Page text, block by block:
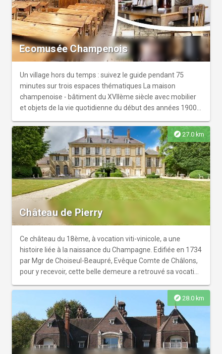
du début du siècle.
Ecomusée Champenois
Un village hors du temps : suivez le guide pendant 75
minutes sur trois espaces thématiques La maison
champenoise - bâtiment du XVIIème siècle avec mobilier
et objets de la vie quotidienne du début des années 1900,
en bois, encrier, blouse,…), la distillerie - ancien atelier
public de distillation avec les machines du début du siècle
et la reconstitution d’une tonnellerie. Aux beaux jours, la
vue sur la vallée de la Marne invite à de sympathiques
pique-niques en famille.
explore 27.0 km
Château de Pierry
Ce château du 18ème, à vocation viti-vinicole, a une
histoire liée à la naissance du Champagne. Edifiée en 1734
par Mgr de Choiseul-Beaupré, Evêque Comte de Châlons,
pour y recevoir, cette belle demeure a retrouvé sa vocation
de la visite, vous découvrirez les petits salons privatifs, les
grands salons de réception, la galerie des Rois
(expositions permanentes des portraits des Rois de
France et des dynasties du Champagne), le jardin anglais
ainsi que les dépendances viti-vinicoles. La propriété se
loue pour les mariages et les séminaires.
explore 28.0 km